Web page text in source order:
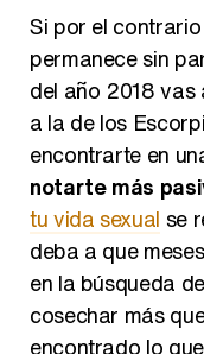
Si por el
permanece sin
del año 2018 vas
a la de los
encontrarte en
notarte más
tu vida sexual se
deba a que
en la búsqueda
cosechar más
encontrado lo